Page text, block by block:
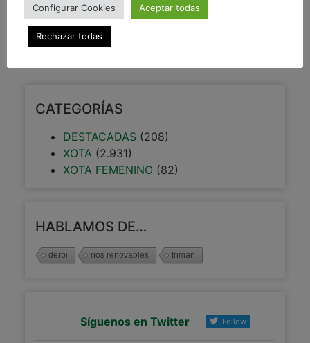
LEER MÁS »
3 diciembre, 2013
CATEGORÍAS
DESTACADAS (208)
XOTA (2.931)
XOTA FEMENINO (82)
HABLAMOS DE…
derbi rios renovables triman
Síguenos en Twitter Follow
Configurar Cookies Aceptar todas
Rechazar todas